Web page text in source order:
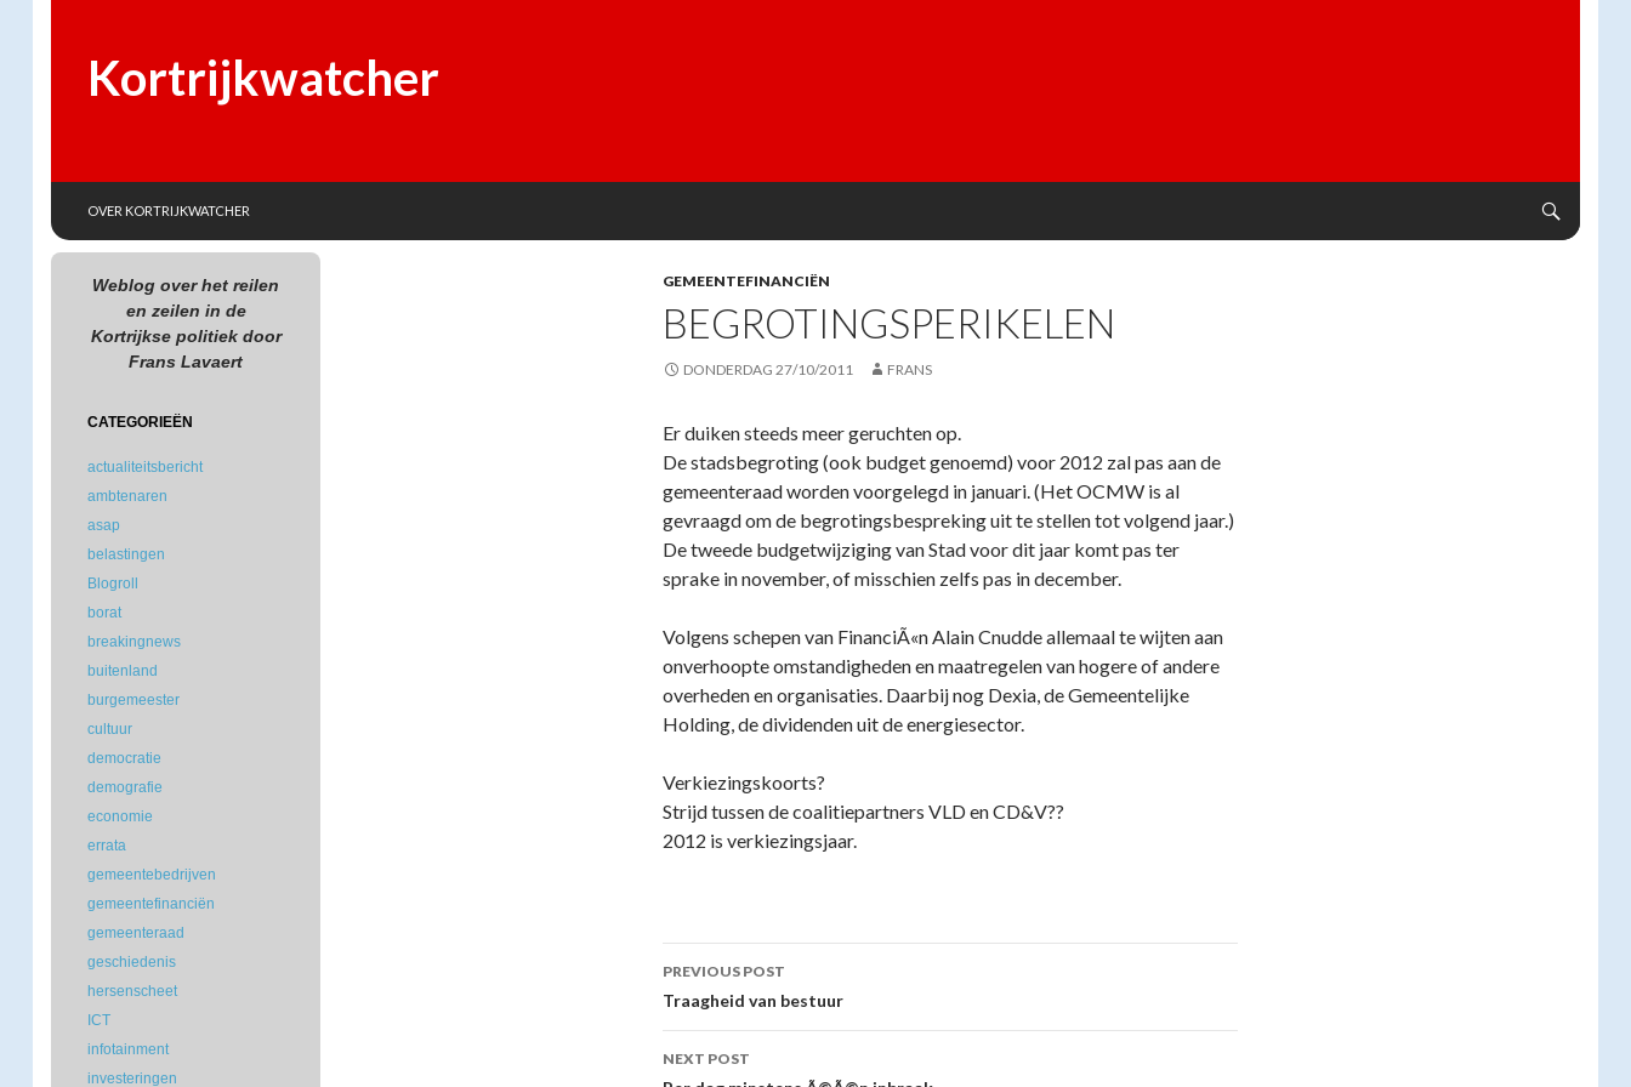
Kortrijkwatcher
OVER KORTRIJKWATCHER
GEMEENTEFINANCIËN
BEGROTINGSPERIKELEN
DONDERDAG 27/10/2011 FRANS
Er duiken steeds meer geruchten op.
De stadsbegroting (ook budget genoemd) voor 2012 zal pas aan de
gemeenteraad worden voorgelegd in januari. (Het OCMW is al
gevraagd om de begrotingsbespreking uit te stellen tot volgend jaar.)
De tweede budgetwijziging van Stad voor dit jaar komt pas ter
sprake in november, of misschien zelfs pas in december.
Volgens schepen van FinanciÃ«n Alain Cnudde allemaal te wijten aan
onverhoopte omstandigheden en maatregelen van hogere of andere
overheden en organisaties. Daarbij nog Dexia, de Gemeentelijke
Holding, de dividenden uit de energiesector.
Verkiezingskoorts?
Strijd tussen de coalitiepartners VLD en CD&V??
2012 is verkiezingsjaar.
Post
navigation
PREVIOUS POST
Traagheid van bestuur
NEXT POST
Weblog over het reilen
en zeilen in de
Kortrijkse politiek door
Frans Lavaert
CATEGORIEËN
actualiteitsbericht
ambtenaren
asap
belastingen
Blogroll
borat
breakingnews
buitenland
burgemeester
cultuur
democratie
demografie
economie
errata
gemeentebedrijven
gemeentefinanciën
gemeenteraad
geschiedenis
hersenscheet
ICT
infotainment
investeringen